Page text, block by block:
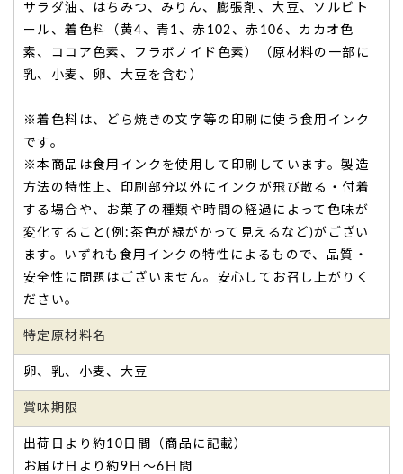
サラダ油、はちみつ、みりん、膨張剤、大豆、ソルビト
ール、着色料（黄4、青1、赤102、赤106、カカオ色
素、ココア色素、フラボノイド色素）（原材料の一部に
乳、小麦、卵、大豆を含む）
※着色料は、どら焼きの文字等の印刷に使う食用インク
です。
※本商品は食用インクを使用して印刷しています。製造
方法の特性上、印刷部分以外にインクが飛び散る・付着
する場合や、お菓子の種類や時間の経過によって色味が
変化すること(例:茶色が緑がかって見えるなど)がござい
ます。いずれも食用インクの特性によるもので、品質・
安全性に問題はございません。安心してお召し上がりく
ださい。
特定原材料名
卵、乳、小麦、大豆
賞味期限
出荷日より約10日間（商品に記載）
お届け日より約9日～6日間